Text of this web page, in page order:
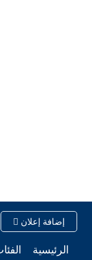
إضافة إعلان
الرئيسية